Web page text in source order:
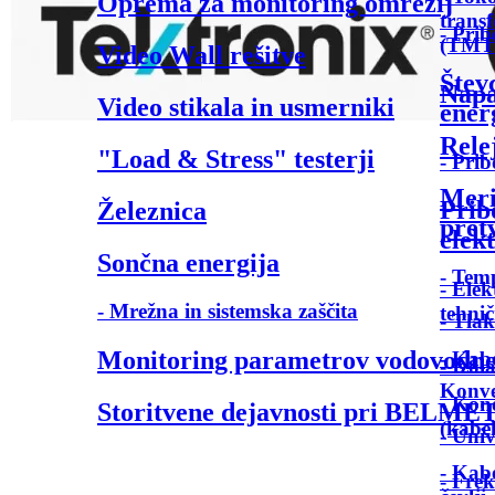
Video Wall rešitve
Video stikala in usmerniki
"Load & Stress" testerji
Železnica
Sončna energija
- Mrežna in sistemska zaščita
Monitoring parametrov
Storitvene dejavnosti pri
-
-
-
-
-
-
-
- Tlak
-
-
-